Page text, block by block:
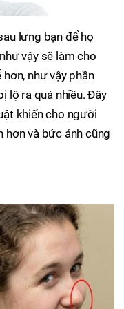
lưng bạn để họ
vậy sẽ làm cho
như vậy phần
lộ ra quá nhiều. Đây
khiến cho người
hơn và bức ảnh cũng